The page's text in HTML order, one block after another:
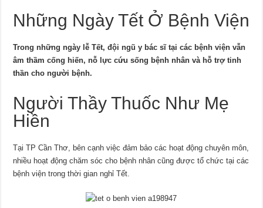
Những Ngày Tết Ở Bệnh Viện
Trong những ngày lễ Tết, đội ngũ y bác sĩ tại các bệnh viện vẫn
âm thầm cống hiến, nỗ lực cứu sống bệnh nhân và hỗ trợ tinh
thần cho người bệnh.
Người Thầy Thuốc Như Mẹ
Hiền
Tại TP Cần Thơ, bên cạnh việc đảm bảo các hoạt động chuyên môn,
nhiều hoạt động chăm sóc cho bệnh nhân cũng được tổ chức tại các
bệnh viện trong thời gian nghỉ Tết.